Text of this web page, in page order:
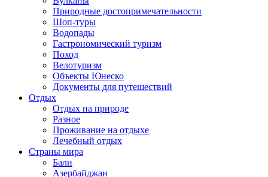
Природные достопримечательности
Шоп-туры
Водопады
Гастрономический туризм
Поход
Велотуризм
Объекты Юнеско
Документы для путешествий
Отдых
Отдых на природе
Разное
Проживание на отдыхе
Лечебный отдых
Страны мира
Бали
Азербайджан